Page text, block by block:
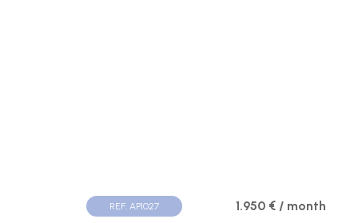
REF. AP1027 1.950 € / month